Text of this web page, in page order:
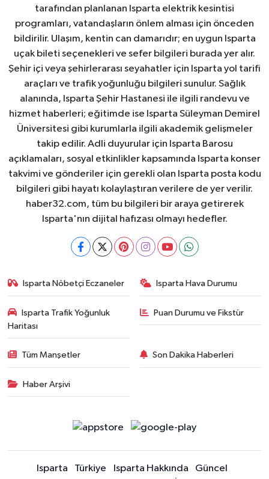
tarafından planlanan Isparta elektrik kesintisi
programları, vatandaşların önlem alması için önceden
bildirilir. Ulaşım, kentin can damarıdır; en uygun Isparta
uçak bileti seçenekleri ve sefer bilgileri burada yer alır.
Şehir içi veya şehirlerarası seyahatler için Isparta yol tarifi
araçları ve trafik yoğunluğu bilgileri sunulur. Sağlık
alanında, Isparta Şehir Hastanesi ile ilgili randevu ve
hizmet haberleri; eğitimde ise Isparta Süleyman Demirel
Üniversitesi gibi kurumlarla ilgili akademik gelişmeler
takip edilir. Adli duyurular için Isparta Barosu
açıklamaları, sosyal etkinlikler kapsamında Isparta konser
takvimi ve gönderiler için gerekli olan Isparta posta kodu
bilgileri gibi hayatı kolaylaştıran verilere de yer verilir.
haber32.com, tüm bu bilgileri bir araya getirerek
Isparta'nın dijital hafızası olmayı hedefler.
Isparta Nöbetçi Eczaneler Isparta Hava Durumu
Isparta Trafik Yoğunluk
Haritası
Puan Durumu ve Fikstür
Tüm Manşetler Son Dakika Haberleri
Haber Arşivi
Isparta Türkiye Isparta Hakkında
Güncel